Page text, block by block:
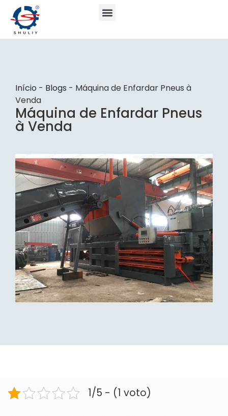
Início - Blogs - Máquina de Enfardar Pneus à
Venda
Máquina de Enfardar Pneus
à Venda
1/5 - (1 voto)